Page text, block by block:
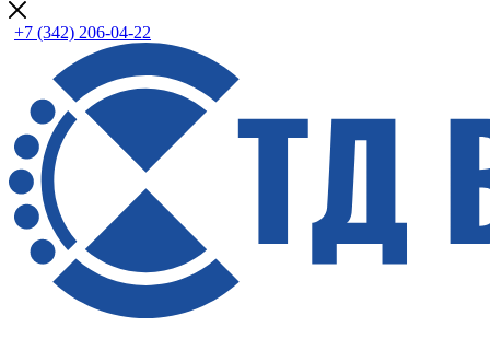
+7 (342) 206-04-22